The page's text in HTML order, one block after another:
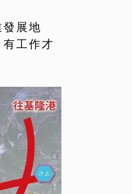
展地
工作才